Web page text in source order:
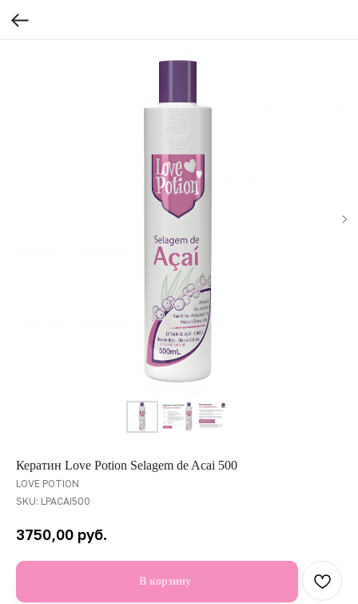
Кератин Love Potion Selagem de Acai 500
LOVE POTION
SKU: LPACAI500
3750,00 руб.
В корзину